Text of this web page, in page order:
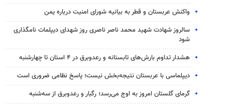
واکنش عربستان و قطر به بیانیه شورای امنیت درباره یمن
سالروز شهادت شهید محمد ناصر ناصری روز شهدای دیپلمات نامگذاری
شود
هشدار تداوم بارش‌های تابستانه و رعدوبرق در ۴ استان تا چهارشنبه
دیپلماسی با عربستان نتیجه‌بخش نیست؛ پاسخ نظامی ضروری است
گرمای گلستان امروز به اوج می‌رسد؛ رگبار و رعدوبرق از سه‌شنبه